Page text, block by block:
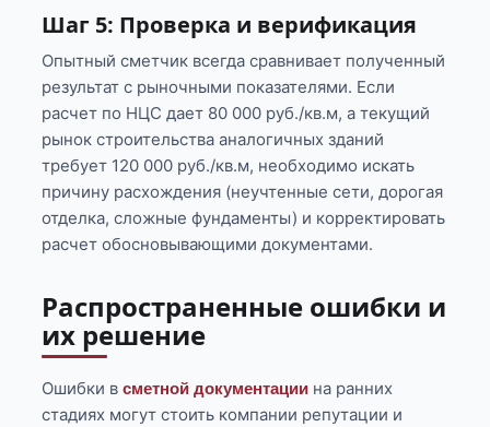
Шаг 5: Проверка и верификация
Опытный сметчик всегда сравнивает полученный
результат с рыночными показателями. Если
расчет по НЦС дает 80 000 руб./кв.м, а текущий
рынок строительства аналогичных зданий
требует 120 000 руб./кв.м, необходимо искать
причину расхождения (неучтенные сети, дорогая
отделка, сложные фундаменты) и корректировать
расчет обосновывающими документами.
Распространенные ошибки и
их решение
Ошибки всметной документации на ранних
стадиях могут стоить компании репутации и